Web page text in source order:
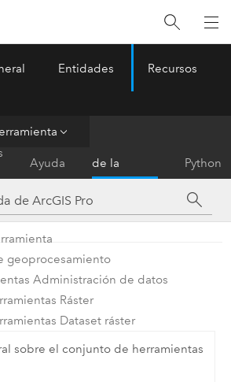
Entidades Recursos
Ayuda
de la
herramienta
Python
geoprocesamiento
Administración de datos
Ráster
Dataset ráster
sobre el conjunto de herramientas